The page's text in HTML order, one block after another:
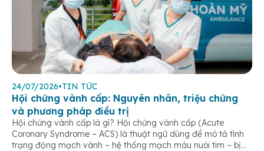
24/07/2026•TIN TỨC
Hội chứng vành cấp: Nguyên nhân, triệu chứng
và phương pháp điều trị
Hội chứng vành cấp là gì? Hội chứng vành cấp (Acute
Coronary Syndrome – ACS) là thuật ngữ dùng để mô tả tình
trạng động mạch vành – hệ thống mạch máu nuôi tim – bị